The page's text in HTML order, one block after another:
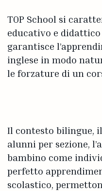
TOP School si
educativo e
garantisce
inglese in modo
le forzature di un
Il contesto bilingue,
alunni per sezione,
bambino come
perfetto
scolastico,